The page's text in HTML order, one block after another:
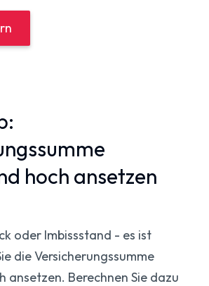
hoch ansetzen
oder Imbissstand - es ist
die Versicherungssumme
ansetzen. Berechnen Sie dazu